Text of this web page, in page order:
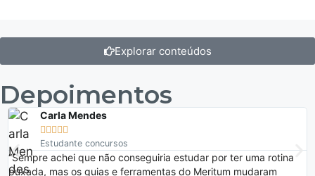
Explorar conteúdos
Depoimentos
Carla Mendes
    
Estudante concursos
“Sempre achei que não conseguiria estudar por ter uma rotina
puxada, mas os guias e ferramentas do Meritum mudaram